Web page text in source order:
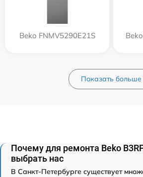
Beko FNMV5290E21S
Показать больше
Почему для ремонта Beko
выбрать нас
В Санкт-Петербурге существует